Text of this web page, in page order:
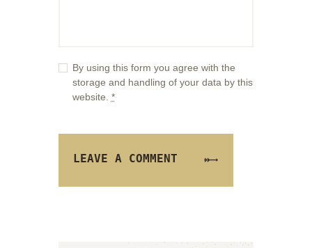
By using this form you agree with the
storage and handling of your data by this
website. *